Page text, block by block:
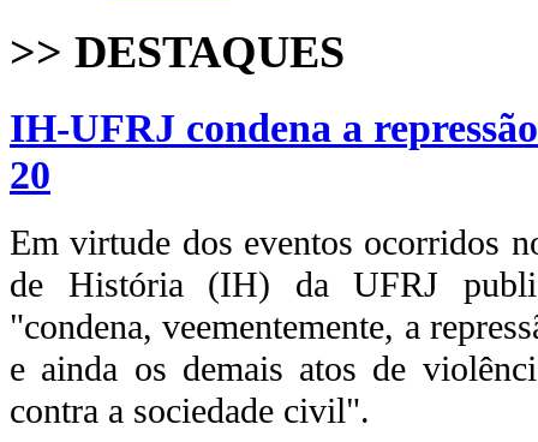
>> DESTAQUES
IH-UFRJ condena a
20
Em virtude dos eventos ocorridos
de História (IH) da UFRJ
"condena, veementemente, a
e ainda os demais atos de
contra a sociedade civil".